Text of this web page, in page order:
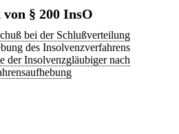
§ 200 InsO
bei der Schlußverteilung
des Insolvenzverfahrens
der Insolvenzgläubiger nach